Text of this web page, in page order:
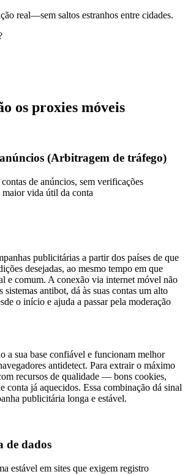
real—sem saltos estranhos entre cidades.
os proxies móveis
(Arbitragem de tráfego)
de anúncios, sem verificações
maior vida útil da conta
publicitárias a partir dos países de que
desejadas, ao mesmo tempo em que
e comum. A conexão via internet móvel não
sistemas antibot, dá às suas contas um alto
o início e ajuda a passar pela moderação
a sua base confiável e funcionam melhor
antidetect. Para extrair o máximo
recursos de qualidade — bons cookies,
conta já aquecidos. Essa combinação dá sinal
publicitária longa e estável.
de dados
estável em sites que exigem registro